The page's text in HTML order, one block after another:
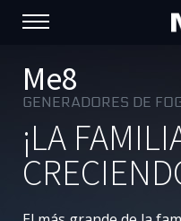
PRODUCTOS
ASISTENCIA
PORFOLIO
Me8
GENERADORES DE
¡LA